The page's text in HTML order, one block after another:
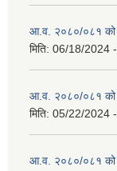
आ.व. २०८०/०८१ को
मिति: 06/18/2024
आ.व. २०८०/०८१ को
मिति: 05/22/2024
आ.व. २०८०/०८१ को